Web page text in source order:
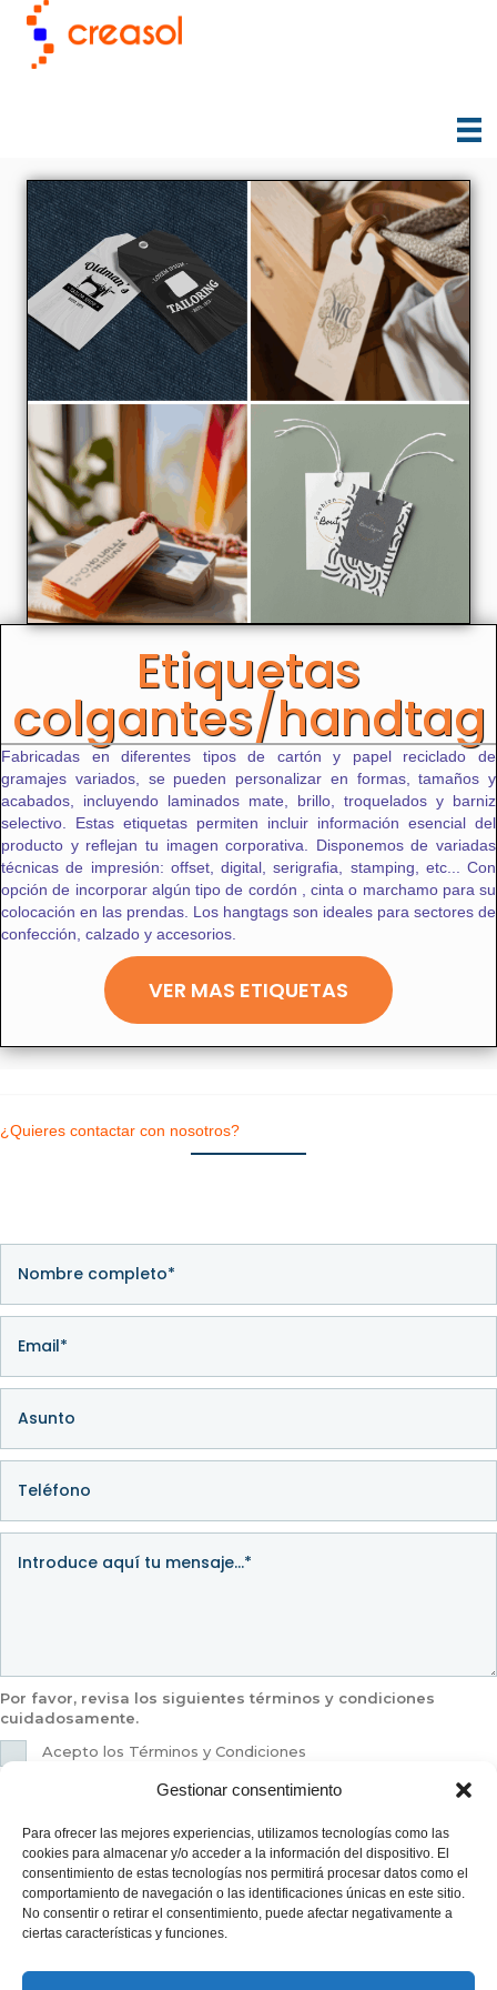
Gestionar consentimiento
Para ofrecer las mejores experiencias, utilizamos tecnologías como las
cookies para almacenar y/o acceder a la información del dispositivo. El
consentimiento de estas tecnologías nos permitirá procesar datos como el
comportamiento de navegación o las identificaciones únicas en este sitio.
No consentir o retirar el consentimiento, puede afectar negativamente a
ciertas características y funciones.
Etiquetas
colgantes/handtag
Fabricadas en diferentes tipos de cartón y papel reciclado de
gramajes variados, se pueden personalizar en formas, tamaños y
acabados, incluyendo laminados mate, brillo, troquelados y barniz
selectivo. Estas etiquetas permiten incluir información esencial del
producto y reflejan tu imagen corporativa. Disponemos de variadas
técnicas de impresión: offset, digital, serigrafia, stamping, etc... Con
opción de incorporar algún tipo de cordón , cinta o marchamo para su
colocación en las prendas. Los hangtags son ideales para sectores de
confección, calzado y accesorios.
VER MAS ETIQUETAS
¿Quieres contactar con nosotros?
Por favor, revisa los siguientes términos y condiciones
cuidadosamente.
Acepto los Términos y Condiciones
roberto@e-creasol.com
roberto@e-creasol.com